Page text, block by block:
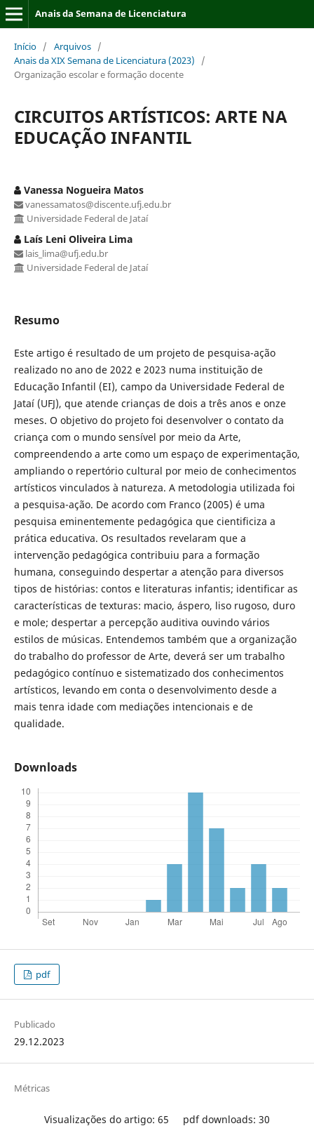
Anais da Semana de Licenciatura
Início / Arquivos /
Anais da XIX Semana de Licenciatura (2023)
/
Organização escolar e formação docente
CIRCUITOS ARTÍSTICOS: ARTE NA
EDUCAÇÃO INFANTIL
Vanessa Nogueira Matos
vanessamatos@discente.ufj.edu.br
Universidade Federal de Jataí
Laís Leni Oliveira Lima
lais_lima@ufj.edu.br
Universidade Federal de Jataí
Resumo
Este artigo é resultado de um projeto de pesquisa-ação
realizado no ano de 2022 e 2023 numa instituição de
Educação Infantil (EI), campo da Universidade Federal de
Jataí (UFJ), que atende crianças de dois a três anos e onze
meses. O objetivo do projeto foi desenvolver o contato da
criança com o mundo sensível por meio da Arte,
compreendendo a arte como um espaço de experimentação,
ampliando o repertório cultural por meio de conhecimentos
artísticos vinculados à natureza. A metodologia utilizada foi
a pesquisa-ação. De acordo com Franco (2005) é uma
pesquisa eminentemente pedagógica que cientificiza a
prática educativa. Os resultados revelaram que a
intervenção pedagógica contribuiu para a formação
humana, conseguindo despertar a atenção para diversos
tipos de histórias: contos e literaturas infantis; identificar as
características de texturas: macio, áspero, liso rugoso, duro
e mole; despertar a percepção auditiva ouvindo vários
estilos de músicas. Entendemos também que a organização
do trabalho do professor de Arte, deverá ser um trabalho
pedagógico contínuo e sistematizado dos conhecimentos
artísticos, levando em conta o desenvolvimento desde a
mais tenra idade com mediações intencionais e de
qualidade.
Downloads
pdf
Publicado
29.12.2023
Métricas
Visualizações do artigo: 65 pdf downloads: 30